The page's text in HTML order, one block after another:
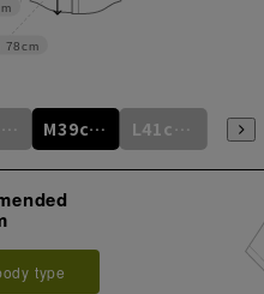
78cm
M39cm/82cm M39cm/84cm L41cm/82cm
type